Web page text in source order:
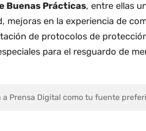
Buenas Prácticas, entre ellas
mejoras en la experiencia de
de protocolos de
para el resguardo de
a Prensa Digital como tu fuente